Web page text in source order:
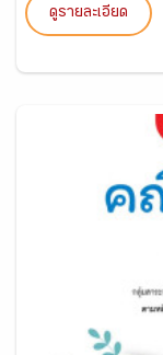
ดูรายละเอียด